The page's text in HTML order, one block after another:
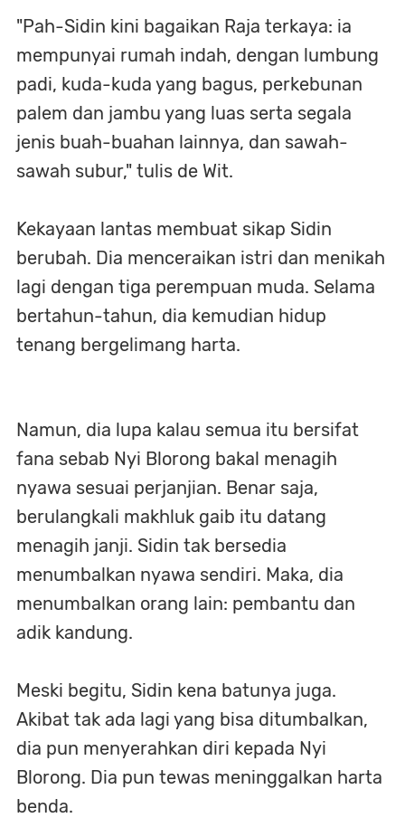
"Pah-Sidin kini bagaikan Raja terkaya: ia
mempunyai rumah indah, dengan lumbung
padi, kuda-kuda yang bagus, perkebunan
palem dan jambu yang luas serta segala
jenis buah-buahan lainnya, dan sawah-
sawah subur," tulis de Wit.
Kekayaan lantas membuat sikap Sidin
berubah. Dia menceraikan istri dan menikah
lagi dengan tiga perempuan muda. Selama
bertahun-tahun, dia kemudian hidup
tenang bergelimang harta.
Namun, dia lupa kalau semua itu bersifat
fana sebab Nyi Blorong bakal menagih
nyawa sesuai perjanjian. Benar saja,
berulangkali makhluk gaib itu datang
menagih janji. Sidin tak bersedia
menumbalkan nyawa sendiri. Maka, dia
menumbalkan orang lain: pembantu dan
adik kandung.
Meski begitu, Sidin kena batunya juga.
Akibat tak ada lagi yang bisa ditumbalkan,
dia pun menyerahkan diri kepada Nyi
Blorong. Dia pun tewas meninggalkan harta
benda.